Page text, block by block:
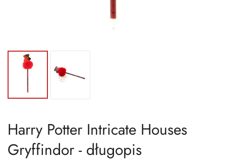
Harry Potter Intricate Houses
Gryffindor - długopis